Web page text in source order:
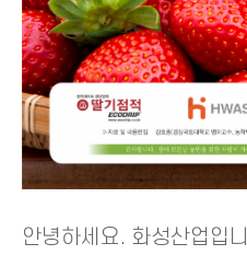
안녕하세요. 화성산업입